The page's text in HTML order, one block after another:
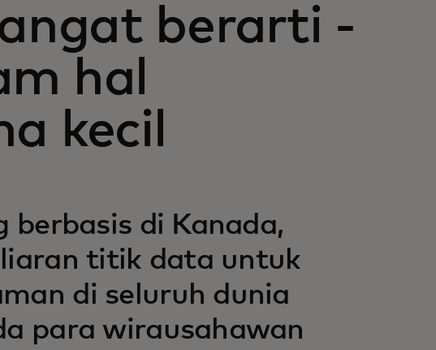
berarti -
hal
kecil
berbasis di Kanada,
titik data untuk
di seluruh dunia
para wirausahawan